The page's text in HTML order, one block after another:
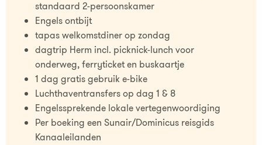
standaard 2-persoonskamer
Engels ontbijt
tapas welkomstdiner op zondag
dagtrip Herm incl. picknick-lunch voor
onderweg, ferryticket en buskaartje
1 dag gratis gebruik e-bike
Luchthaventransfers op dag 1 & 8
Engelssprekende lokale vertegenwoordiging
Per boeking een Sunair/Dominicus reisgids
Kanaaleilanden